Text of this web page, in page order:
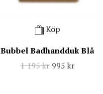
Köp
Bubbel Badhandduk Blå
1 195 kr 995 kr